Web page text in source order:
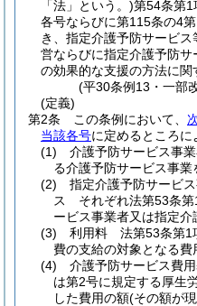
「法」という。)第54条第1
各号ならびに第115条の4
き、指定介護予防サービ
営ならびに指定介護予防
の効果的な支援の方法に関
(平30条例13・一部
(定義)
第2条
この条例において、
当該各号に定めるところに
(1)
介護予防サービス事
る介護予防サービス事業
(2)
指定介護予防サービ
ス それぞれ法第53条第
ービス事業者又は指定介
(3)
利用料 法第53条第1
費の支給の対象となる費
(4)
介護予防サービス費
は第2号に規定する厚生
した費用の額(その額が